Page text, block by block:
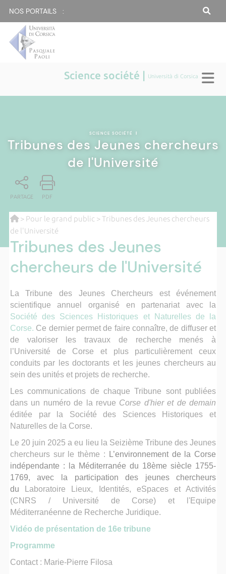
NOS PORTAILS :
Science société | Università di Corsica
SCIENCE SOCIÉTÉ |
Tribunes des Jeunes chercheurs
de l'Université
PARTAGE PDF
> Pour le grand public > Tribunes des Jeunes chercheurs
de l'Université
Tribunes des Jeunes
chercheurs de l'Université
La Tribune des Jeunes Chercheurs est événement
scientifique annuel organisé en partenariat avec la
Société des Sciences Historiques et Naturelles de la
Corse. Ce dernier permet de faire connaître, de diffuser et
de valoriser les travaux de recherche menés à
l’Université de Corse et plus particulièrement ceux
conduits par les doctorants et les jeunes chercheurs au
sein des unités et projets de recherche.
Les communications de chaque Tribune sont publiées
dans un numéro de la revue Corse d'hier et de demain
éditée par la Société des Sciences Historiques et
Naturelles de la Corse.
Le 20 juin 2025 a eu lieu la Seizième Tribune des Jeunes
chercheurs sur le thème :
L’environnement de la Corse
indépendante : la Méditerranée du 18ème siècle 1755-
1769, avec la participation des jeunes chercheurs
du
Laboratoire Lieux, Identités, eSpaces et Activités
(CNRS / Université de Corse) et l'Equipe
Méditerranéenne de Recherche Juridique.
Vidéo de présentation de 16e tribune
Programme
Contact : Marie-Pierre Filosa